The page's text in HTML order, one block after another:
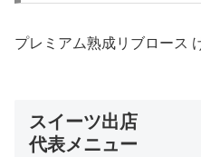
プレミアム熟成リブロース
スイーツ出店
代表メニュー